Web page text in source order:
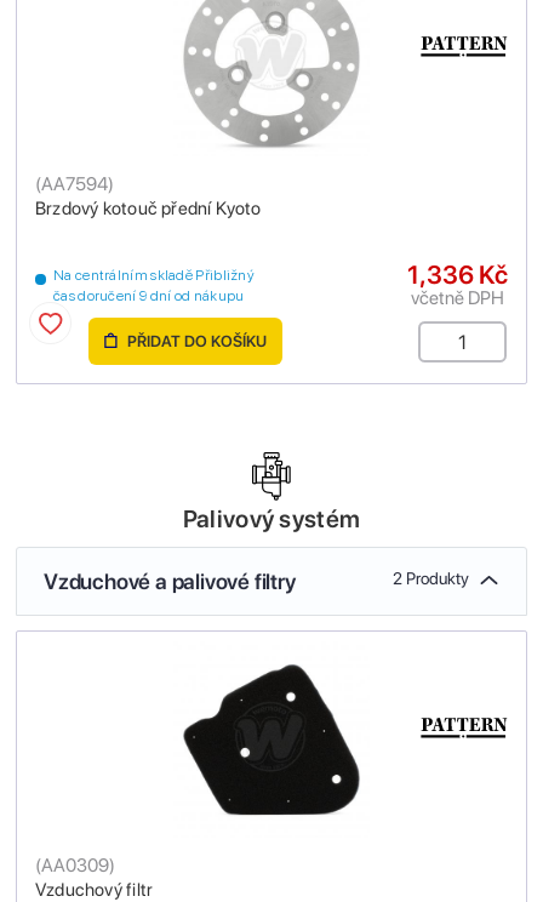
Brzdový kotouč přední Kyoto
(AA7594)
Na centrálním skladě Přibližný
čas doručení 9 dní od nákupu
1,336 Kč
včetně DPH
PŘIDAT DO KOŠÍKU
Palivový systém
Vzduchové a palivové filtry 2 Produkty
Vzduchový filtr
(AA0309)